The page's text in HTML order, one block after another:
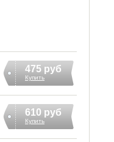
475 руб
Купить
610 руб
Купить